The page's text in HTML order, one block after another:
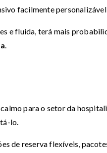
facilmente
e fluida, terá mais
.
para o setor da
lo.
de reserva flexíveis,